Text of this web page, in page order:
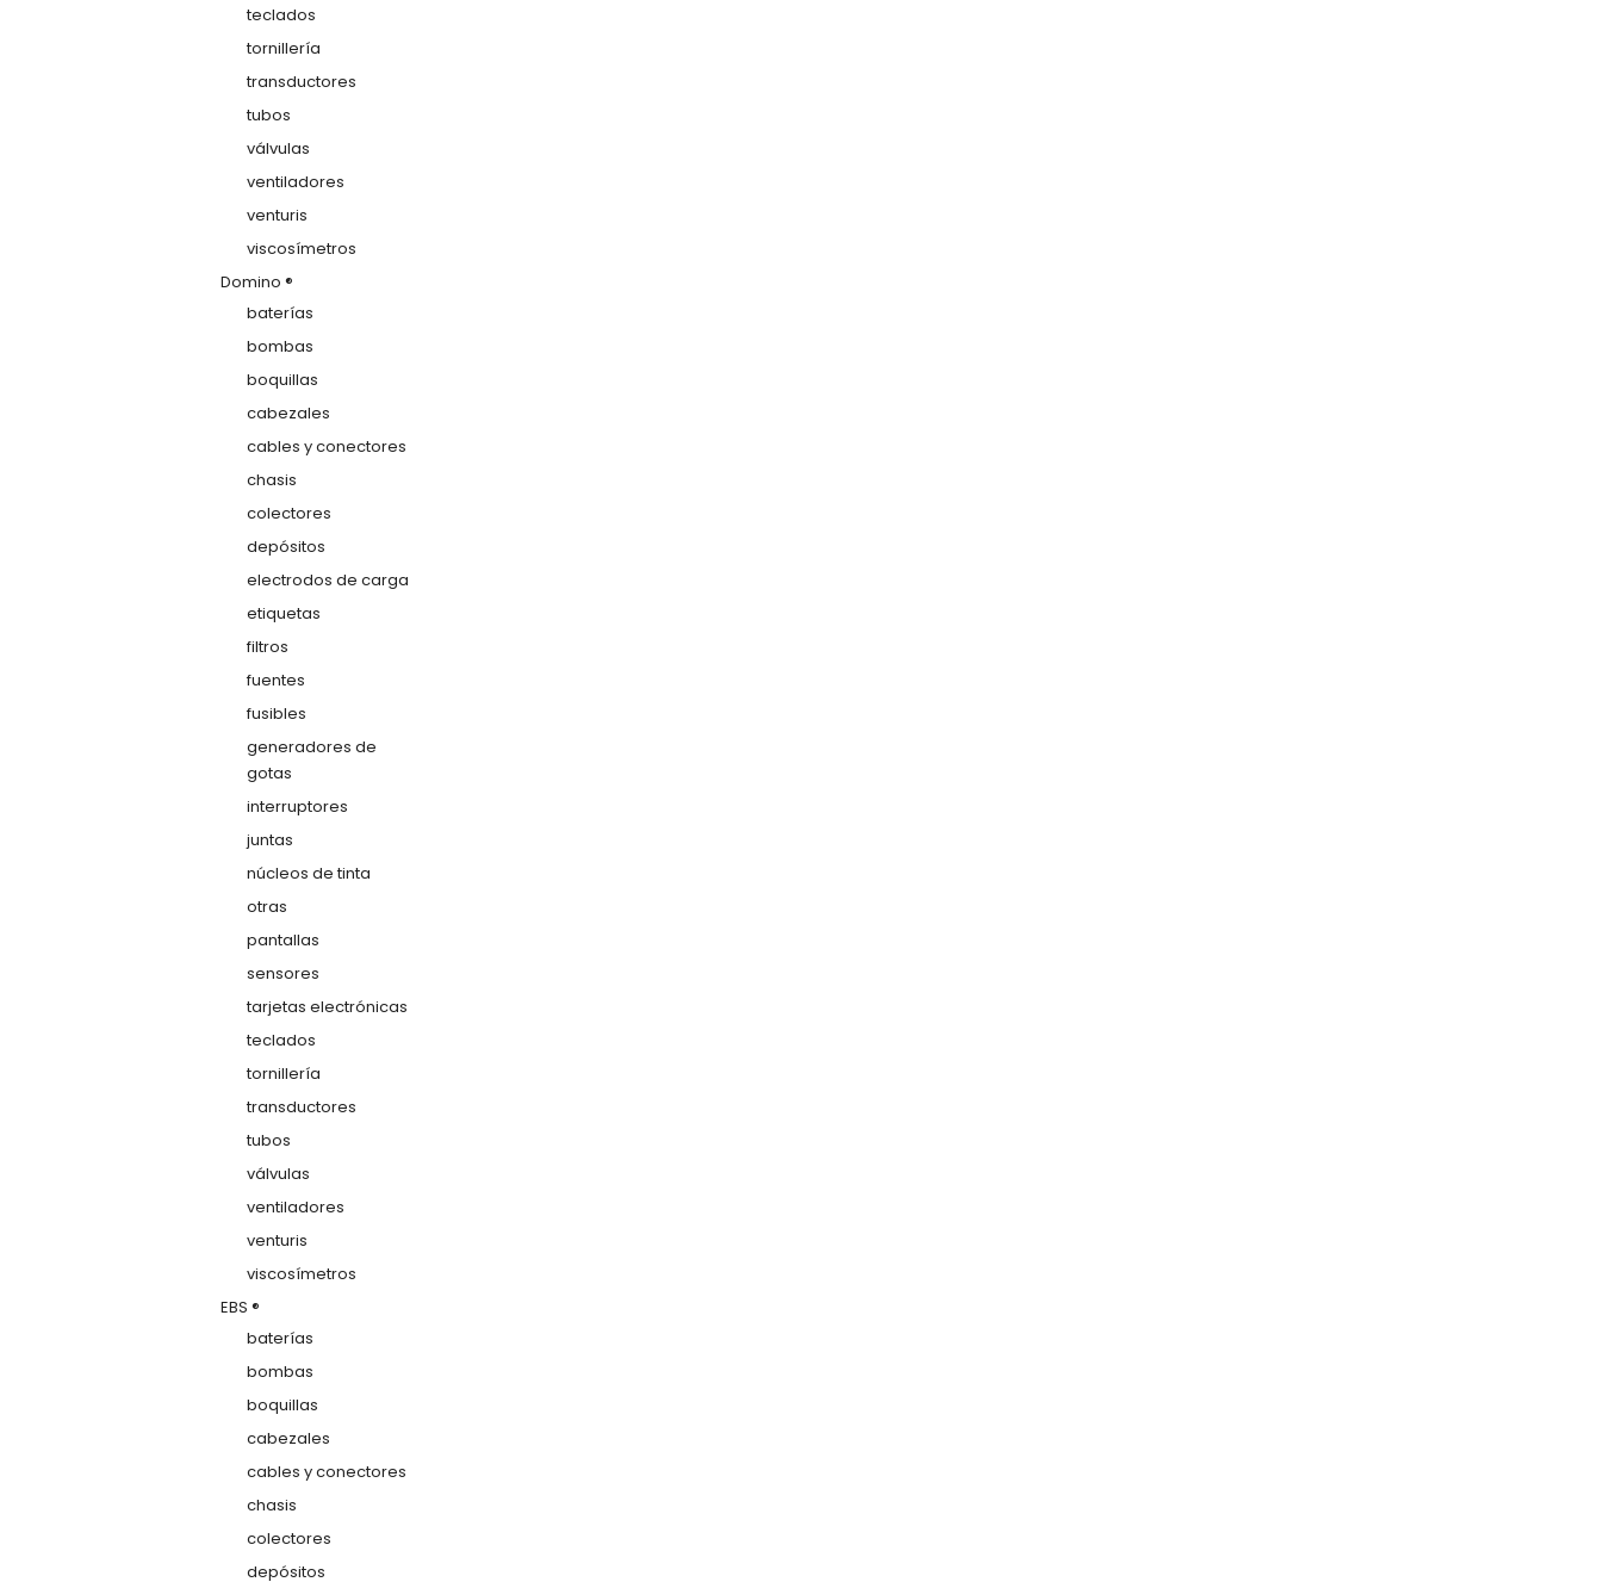
teclados
tornillería
transductores
tubos
válvulas
ventiladores
venturis
viscosímetros
Domino ®
baterías
bombas
boquillas
cabezales
cables y conectores
chasis
colectores
depósitos
electrodos de carga
etiquetas
filtros
fuentes
fusibles
generadores de
gotas
interruptores
juntas
núcleos de tinta
otras
pantallas
sensores
tarjetas electrónicas
teclados
tornillería
transductores
tubos
válvulas
ventiladores
venturis
viscosímetros
EBS ®
baterías
bombas
boquillas
cabezales
cables y conectores
chasis
colectores
depósitos